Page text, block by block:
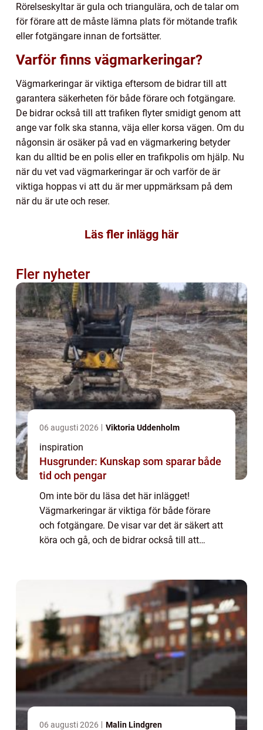
Rörelseskyltar är gula och triangulära, och de talar om
för förare att de måste lämna plats för mötande trafik
eller fotgängare innan de fortsätter.
Varför finns vägmarkeringar?
Vägmarkeringar är viktiga eftersom de bidrar till att
garantera säkerheten för både förare och fotgängare.
De bidrar också till att trafiken flyter smidigt genom att
ange var folk ska stanna, väja eller korsa vägen. Om du
någonsin är osäker på vad en vägmarkering betyder
kan du alltid be en polis eller en trafikpolis om hjälp. Nu
när du vet vad vägmarkeringar är och varför de är
viktiga hoppas vi att du är mer uppmärksam på dem
när du är ute och reser.
Läs fler inlägg här
Fler nyheter
06 augusti 2026 Viktoria Uddenholm
inspiration
Husgrunder: Kunskap som sparar både
tid och pengar
Om inte bör du läsa det här inlägget!
Vägmarkeringar är viktiga för både förare
och fotgängare. De visar var det är säkert att
köra och gå, och de bidrar också till att
06 augusti 2026 Malin Lindgren